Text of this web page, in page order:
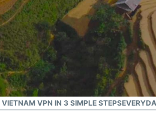
VIETNAM VPN IN 3 SIMPLE STEPS